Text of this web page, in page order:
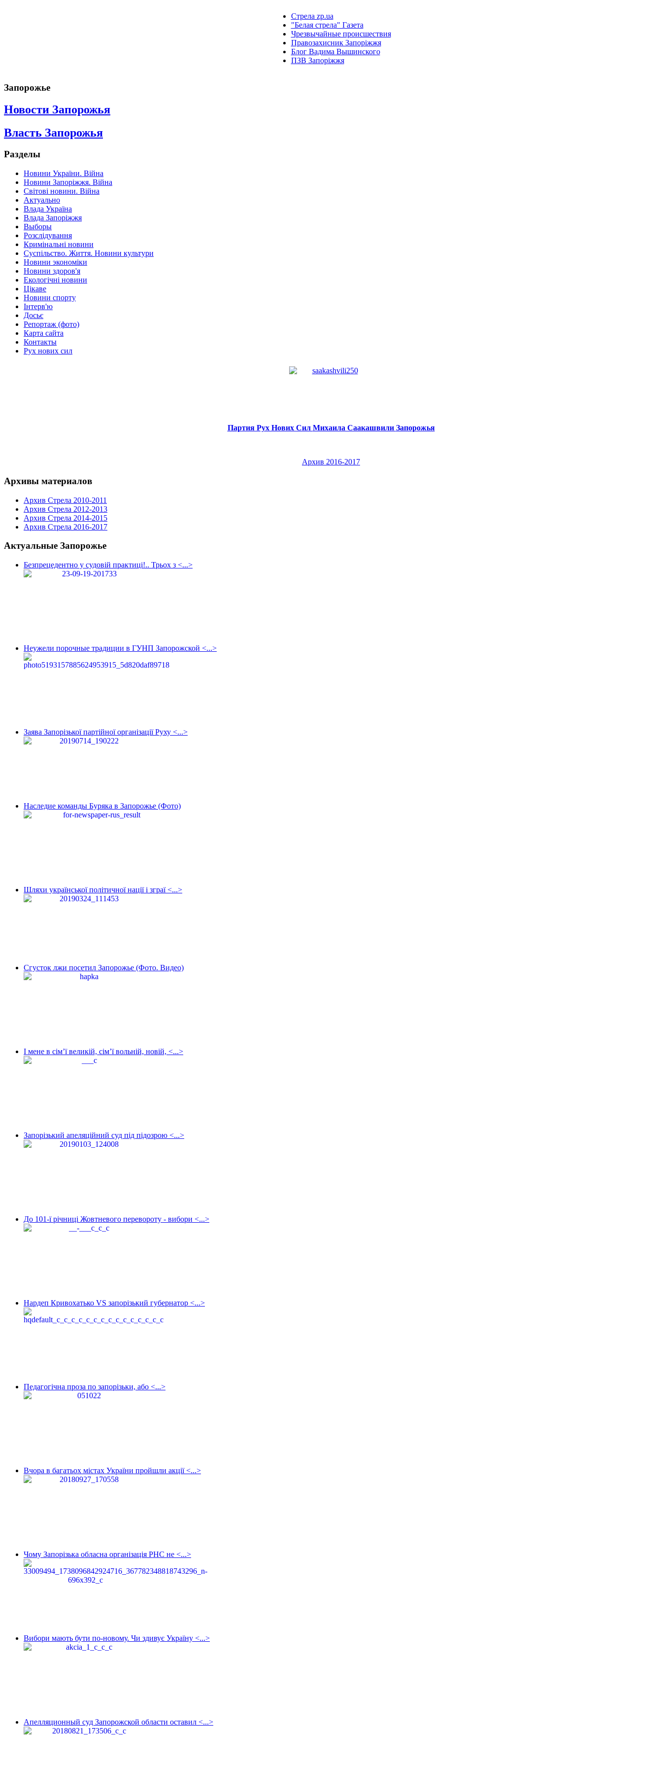
Стрела zp.ua
"Белая стрела" Газета
Чрезвычайные происшествия
Правозахисник Запоріжжя
Блог Вадима Вышинского
ПЗВ Запоріжжя
Запорожье
Новости Запорожья
Власть Запорожья
Разделы
Новини України. Війна
Новини Запоріжжя. Війна
Світові новини. Війна
Актуально
Влада Україна
Влада Запоріжжя
Выборы
Розслідування
Кримінальні новини
Суспільство. Життя. Новини культури
Новини экономіки
Новини здоров'я
Екологічні новини
Цікаве
Новини спорту
Інтерв'ю
Досьє
Репортаж (фото)
Карта сайта
Контакты
Рух нових сил
Партия Рух Нових Сил Михаила Саакашвили Запорожья
Архив 2016-2017
Архивы материалов
Архив Стрела 2010-2011
Архив Стрела 2012-2013
Архив Стрела 2014-2015
Архив Стрела 2016-2017
Актуальные Запорожье
Безпрецедентно у судовій практиці!.. Трьох з <...>
Неужели порочные традиции в ГУНП Запорожской <...>
Заява Запорізької партійної організації Руху <...>
Наследие команды Буряка в Запорожье (Фото)
Шляхи української політичної нації і зграї <...>
Сгусток лжи посетил Запорожье (Фото. Видео)
І мене в сім’ї великій, сім’ї вольній, новій, <...>
Запорізький апеляційний суд під підозрою <...>
До 101-ї річниці Жовтневого перевороту - вибори <...>
Нардеп Кривохатько VS запорізький губернатор <...>
Педагогічна проза по запорізьки, або <...>
Вчора в багатьох містах України пройшли акції <...>
Чому Запорізька обласна організація РНС не <...>
Вибори мають бути по-новому. Чи здивує Україну <...>
Апелляционный суд Запорожской области оставил <...>